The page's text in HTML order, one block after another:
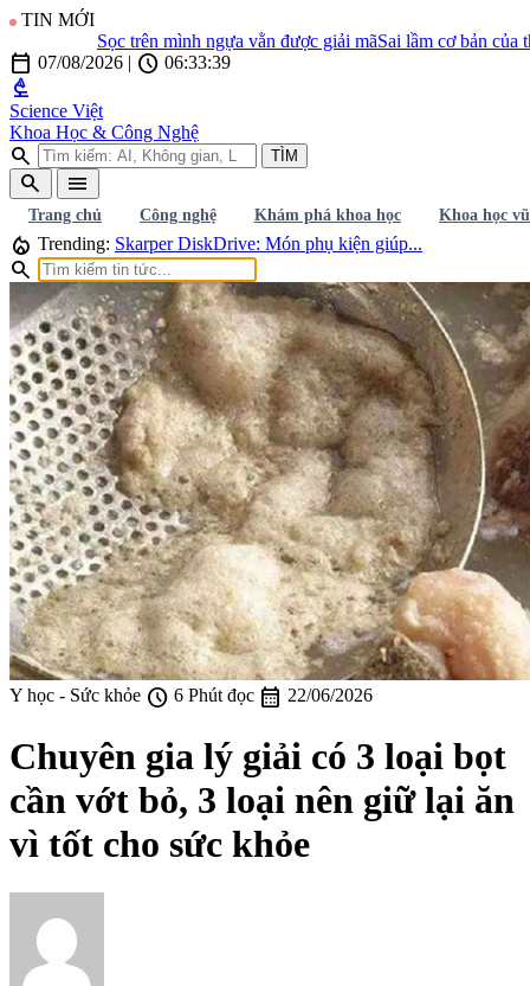
TIN MỚI
Sọc trên mình ngựa vằn được giải mãSai lầm cơ bản của
calendar_today 07/08/2026 | schedule 06:33:40
biotech
Science Việt
Khoa Học & Công Nghệ
search TÌM
search menu
Trang chủ Công nghệ Khám phá khoa học Khoa học
local_fire_department Trending: Skarper DiskDrive: Món phụ kiện giúp...
search
Y học - Sức khỏe schedule 6 Phút đọc calendar_month 22/06/2026
Chuyên gia lý giải có 3 loại bọt
cần vớt bỏ, 3 loại nên giữ lại ăn
vì tốt cho sức khỏe